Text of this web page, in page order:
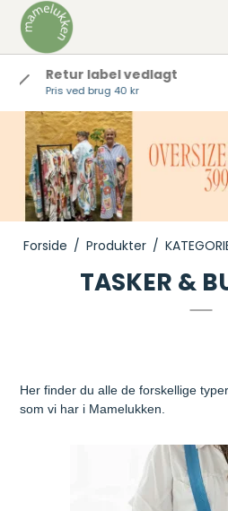
Hurtig Levering
Bestil inden kl 12 og vi
Forside / Produkter /
TASKER &
Her finder du alle de forskellige
somvi har i Mamelukken.